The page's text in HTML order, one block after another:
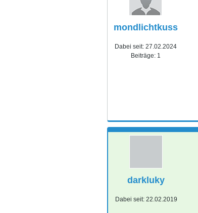
mondlichtkuss
Dabei seit: 27.02.2024
Beiträge: 1
darkluky
Dabei seit: 22.02.2019